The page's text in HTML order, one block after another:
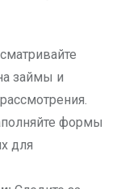
займы и
формы
для